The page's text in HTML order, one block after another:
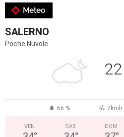
Meteo
SALERNO
Poche Nuvole
22
66 % 2kmh
VEN SAB DOM